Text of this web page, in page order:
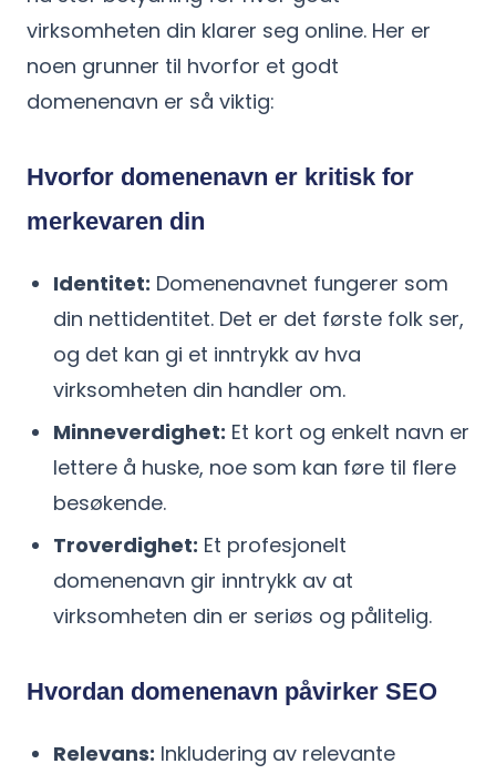
virksomheten din klarer seg online. Her er
noen grunner til hvorfor et godt
domenenavn er så viktig:
Hvorfor domenenavn er kritisk for
merkevaren din
Identitet: Domenenavnet fungerer som
din nettidentitet. Det er det første folk ser,
og det kan gi et inntrykk av hva
virksomheten din handler om.
Minneverdighet: Et kort og enkelt navn er
lettere å huske, noe som kan føre til flere
besøkende.
Troverdighet: Et profesjonelt
domenenavn gir inntrykk av at
virksomheten din er seriøs og pålitelig.
Hvordan domenenavn påvirker SEO
Relevans: Inkludering av relevante